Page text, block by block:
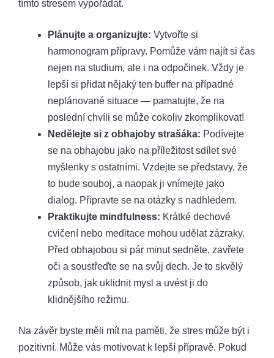
tímto stresem vypořádat.
Plánujte a organizujte: Vytvořte si
harmonogram přípravy. Pomůže vám najít si čas
nejen na studium, ale i na odpočinek. Vždy je
lepší si přidat nějaký ten buffer na případné
neplánované situace — pamatujte, že na
poslední chvíli se může cokoliv zkomplikovat!
Nedělejte si z obhajoby strašáka: Podívejte
se na obhajobu jako na příležitost sdílet své
myšlenky s ostatními. Vzdejte se představy, že
to bude souboj, a naopak ji vnímejte jako
dialog. Připravte se na otázky s nadhledem.
Praktikujte mindfulness: Krátké dechové
cvičení nebo meditace mohou udělat zázraky.
Před obhajobou si pár minut sedněte, zavřete
oči a soustřeďte se na svůj dech. Je to skvělý
způsob, jak uklidnit mysl a uvést ji do
klidnějšího režimu.
Na závěr byste měli mít na paměti, že stres může být i
pozitivní. Může vás motivovat k lepší přípravě. Pokud